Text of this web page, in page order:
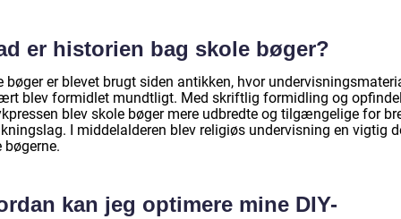
er historien bag skole bøger?
bøger er blevet brugt siden antikken, hvor
blev formidlet mundtligt. Med skriftlig formidling og
blev skole bøger mere udbredte og tilgængelige for
I middelalderen blev religiøs undervisning en vigtig
bøgerne.
kan jeg optimere mine DIY-